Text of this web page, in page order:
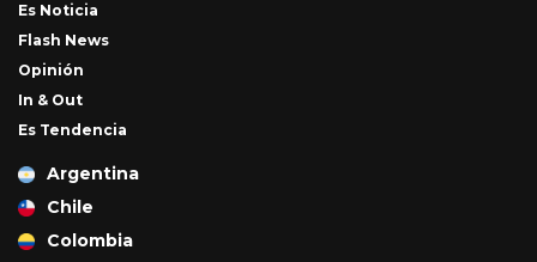
Es Noticia
Flash News
Opinión
In & Out
Es Tendencia
Argentina
Chile
Colombia